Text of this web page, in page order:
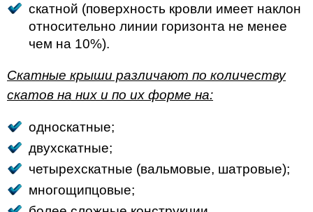
скатной (поверхность кровли имеет наклон
относительно линии горизонта не менее
чем на 10%).
Скатные крыши различают по количеству
скатов на них и по их форме на:
односкатные;
двухскатные;
четырехскатные (вальмовые, шатровые);
многощипцовые;